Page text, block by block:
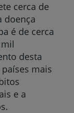
cerca de
doença
é de cerca
desta
mais
e a